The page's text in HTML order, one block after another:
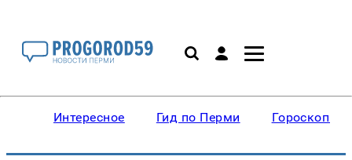
Интересное Гид по Перми Гороскопы